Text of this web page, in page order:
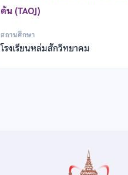
ต้น (TAOJ)
สถานศึกษา
โรงเรียนหล่มสักวิทยาคม